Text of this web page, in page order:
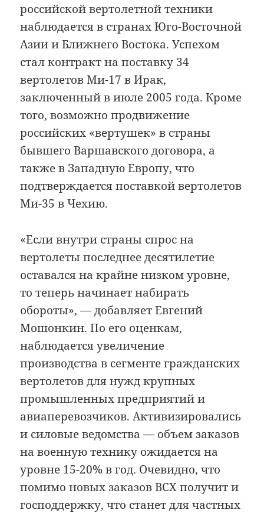
российской вертолетной техники
наблюдается в странах Юго-Восточной
Азии и Ближнего Востока. Успехом
стал контракт на поставку 34
вертолетов Ми-17 в Ирак,
заключенный в июле 2005 года. Кроме
того, возможно продвижение
российских «вертушек» в страны
бывшего Варшавского договора, а
также в Западную Европу, что
подтверждается поставкой вертолетов
Ми-35 в Чехию.
«Если внутри страны спрос на
вертолеты последнее десятилетие
оставался на крайне низком уровне,
то теперь начинает набирать
обороты», — добавляет Евгений
Мошонкин. По его оценкам,
наблюдается увеличение
производства в сегменте гражданских
вертолетов для нужд крупных
промышленных предприятий и
авиаперевозчиков. Активизировались
и силовые ведомства — объем заказов
на военную технику ожидается на
уровне 15-20% в год. Очевидно, что
помимо новых заказов ВСХ получит и
господдержку, что станет для частных